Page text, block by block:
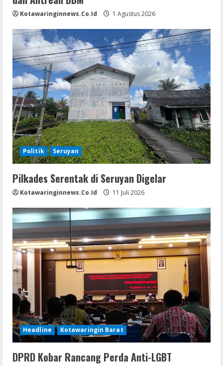
Kotawaringinnews.co.id 1 Agustus 2026
Politik Seruyan
Pilkades Serentak di Seruyan Digelar
Kotawaringinnews.co.id 11 Juli 2026
Headline Kotawaringin Barat
DPRD Kobar Rancang Perda Anti-LGBT